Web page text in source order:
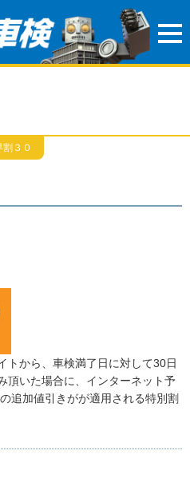
割３０
トから、車検満了日に対して30日
頂いた場合に、インターネット予
追加値引きがが適用される特別割